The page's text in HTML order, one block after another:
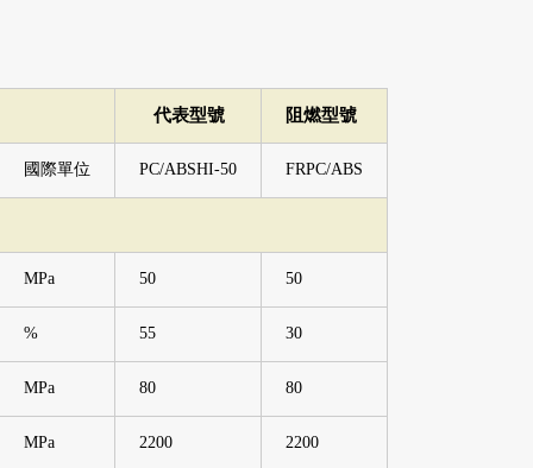
代表型號 阻燃型號
國際單位 PC/ABSHI-50 FRPC/ABS
MPa 50 50
% 55 30
MPa 80 80
MPa 2200 2200